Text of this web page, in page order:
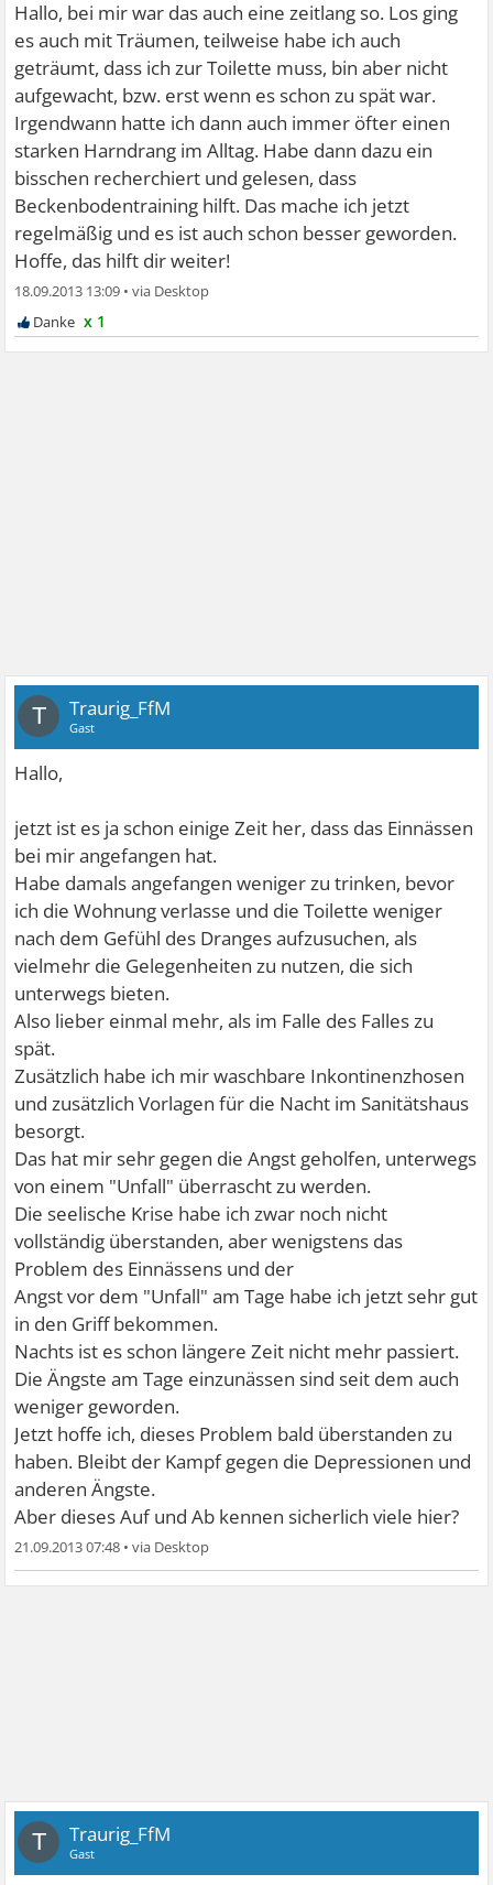
Hallo, bei mir war das auch eine zeitlang so. Los ging
es auch mit Träumen, teilweise habe ich auch
geträumt, dass ich zur Toilette muss, bin aber nicht
aufgewacht, bzw. erst wenn es schon zu spät war.
Irgendwann hatte ich dann auch immer öfter einen
starken Harndrang im Alltag. Habe dann dazu ein
bisschen recherchiert und gelesen, dass
Beckenbodentraining hilft. Das mache ich jetzt
regelmäßig und es ist auch schon besser geworden.
Hoffe, das hilft dir weiter!
18.09.2013 13:09 •
x 1
T Traurig_FfM
Gast
Hallo,
jetzt ist es ja schon einige Zeit her, dass das Einnässen
bei mir angefangen hat.
Habe damals angefangen weniger zu trinken, bevor
ich die Wohnung verlasse und die Toilette weniger
nach dem Gefühl des Dranges aufzusuchen, als
vielmehr die Gelegenheiten zu nutzen, die sich
unterwegs bieten.
Also lieber einmal mehr, als im Falle des Falles zu
spät.
Zusätzlich habe ich mir waschbare Inkontinenzhosen
und zusätzlich Vorlagen für die Nacht im Sanitätshaus
besorgt.
Das hat mir sehr gegen die Angst geholfen, unterwegs
von einem "Unfall" überrascht zu werden.
Die seelische Krise habe ich zwar noch nicht
vollständig überstanden, aber wenigstens das
Problem des Einnässens und der
Angst vor dem "Unfall" am Tage habe ich jetzt sehr gut
in den Griff bekommen.
Nachts ist es schon längere Zeit nicht mehr passiert.
Die Ängste am Tage einzunässen sind seit dem auch
weniger geworden.
Jetzt hoffe ich, dieses Problem bald überstanden zu
haben. Bleibt der Kampf gegen die Depressionen und
anderen Ängste.
Aber dieses Auf und Ab kennen sicherlich viele hier?
21.09.2013 07:48 •
T Traurig_FfM
Gast